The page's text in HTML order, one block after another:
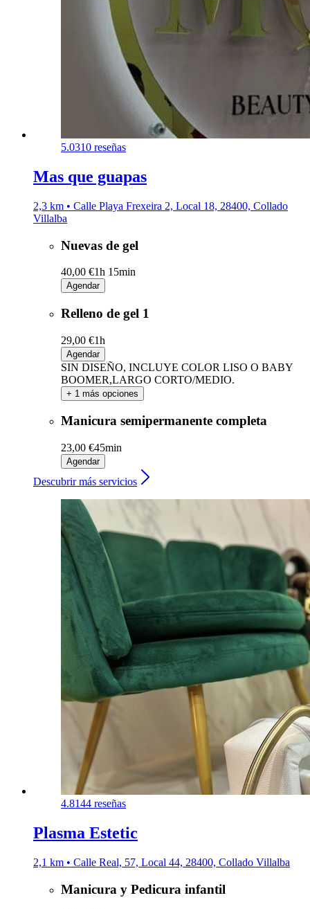
5.0310 reseñas
Mas que guapas
2,3 km • Calle Playa Frexeira 2, Local 18, 28400, Collado
Villalba
Nuevas de gel
40,00 €1h 15min
Agendar
Relleno de gel 1
29,00 €1h
Agendar
SIN DISEÑO, INCLUYE COLOR LISO O BABY
BOOMER,LARGO CORTO/MEDIO.
+ 1 más opciones
Manicura semipermanente completa
23,00 €45min
Agendar
Descubrir más servicios
4.8144 reseñas
Plasma Estetic
2,1 km • Calle Real, 57, Local 44, 28400, Collado Villalba
Manicura y Pedicura infantil